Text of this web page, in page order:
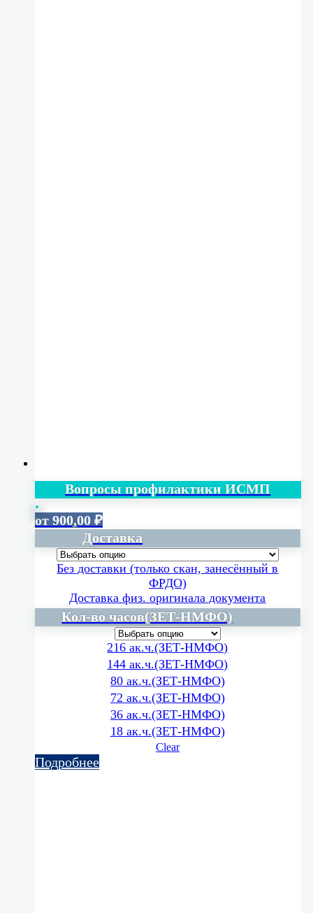
Вопросы профилактики ИСМП
от 900,00 ₽
Доставка
Без доставки (только скан, занесённый в
ФРДО)
Доставка физ. оригинала документа
Кол-во часов(ЗЕТ-НМФО)
216 ак.ч.(ЗЕТ-НМФО)
144 ак.ч.(ЗЕТ-НМФО)
80 ак.ч.(ЗЕТ-НМФО)
72 ак.ч.(ЗЕТ-НМФО)
36 ак.ч.(ЗЕТ-НМФО)
18 ак.ч.(ЗЕТ-НМФО)
Clear
Подробнее